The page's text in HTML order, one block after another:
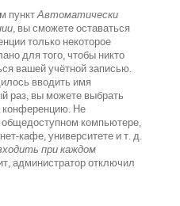
пунктАвтоматически
, вы сможете оставаться
только некоторое
для того, чтобы никто
вашей учётной записью.
вводить имя
раз, вы можете выбрать
конференцию. Не
общедоступном компьютере,
кафе, университете и т. д.
при каждом
администратор отключил